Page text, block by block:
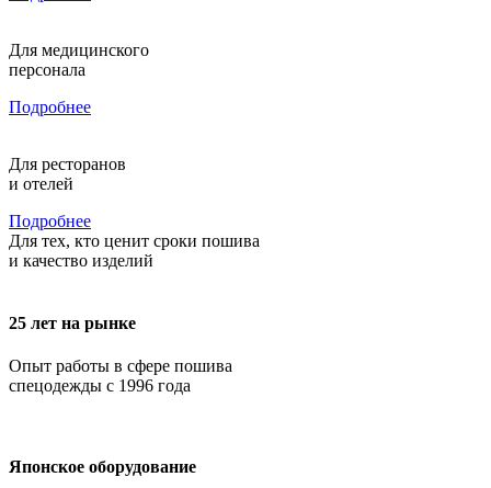
Для медицинского
персонала
Подробнее
Для ресторанов
и отелей
Подробнее
Для тех, кто ценит сроки пошива
и качество изделий
25 лет на рынке
Опыт работы в сфере пошива
спецодежды с 1996 года
Японское оборудование